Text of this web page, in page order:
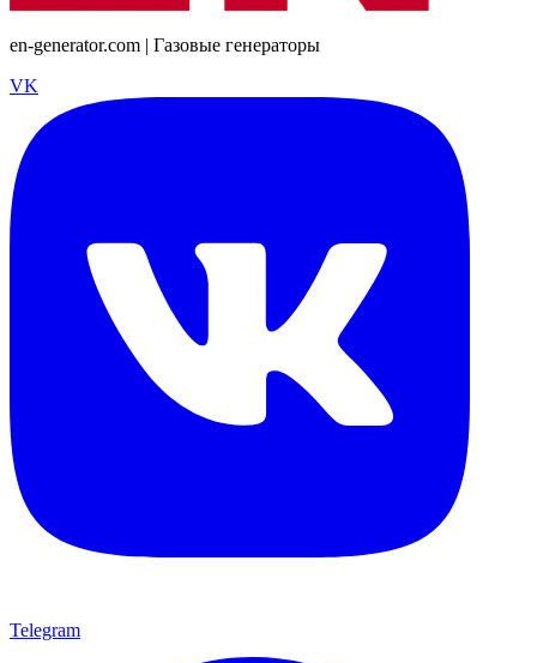
en-generator.com | Газовые генераторы
VK
Telegram